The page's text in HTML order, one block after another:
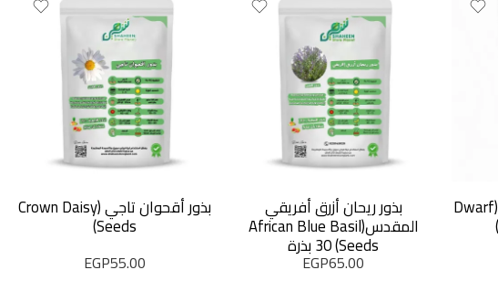
بذور دوار الشمس المقزم (Dwarf بذور ريحان أزرق أفريقي
المقدس(African Blue Basil
Seeds) 30 بذرة
EGP65.00
بذور أقحوان تاجي (Crown Daisy
Seeds)
EGP55.00